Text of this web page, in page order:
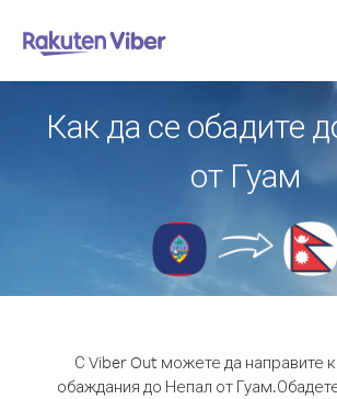
Как да се обадите
от Гуам
С Viber Out можете да направите
обаждания до Непал от Гуам.